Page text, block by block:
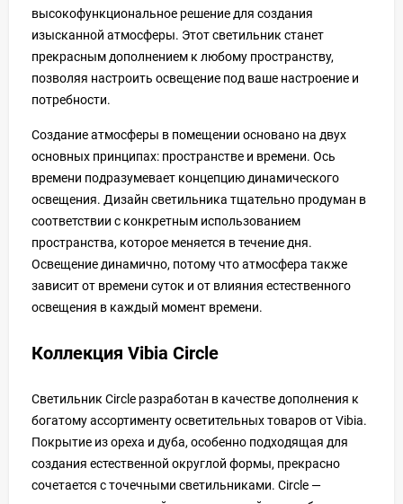
высокофункциональное решение для создания
изысканной атмосферы. Этот светильник станет
прекрасным дополнением к любому пространству,
позволяя настроить освещение под ваше настроение и
потребности.
Создание атмосферы в помещении основано на двух
основных принципах: пространстве и времени. Ось
времени подразумевает концепцию динамического
освещения. Дизайн светильника тщательно продуман в
соответствии с конкретным использованием
пространства, которое меняется в течение дня.
Освещение динамично, потому что атмосфера также
зависит от времени суток и от влияния естественного
освещения в каждый момент времени.
Коллекция Vibia Circle
Светильник Circle разработан в качестве дополнения к
богатому ассортименту осветительных товаров от Vibia.
Покрытие из ореха и дуба, особенно подходящая для
создания естественной округлой формы, прекрасно
сочетается с точечными светильниками. Circle —